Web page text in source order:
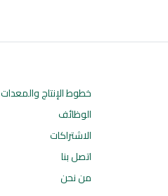
خطوط الإنتاجوالمعدات
الوظائف
الاشتراكات
اتصل بنا
من نحن